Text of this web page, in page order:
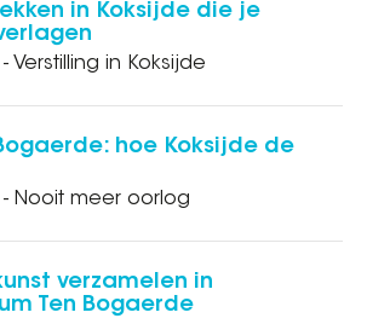
in Koksijde die je
Verstilling in Koksijde
hoe Koksijde de
Nooit meer oorlog
verzamelen in
Ten Bogaerde